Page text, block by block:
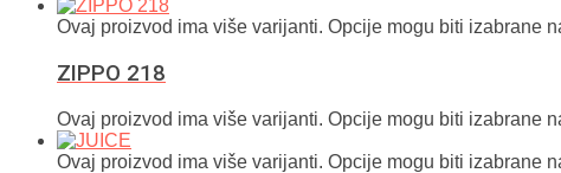
Ovaj proizvod ima više varijanti. Opcije mogu biti izabrane
ZIPPO 218
Ovaj proizvod ima više varijanti. Opcije mogu biti izabrane
Ovaj proizvod ima više varijanti. Opcije mogu biti izabrane